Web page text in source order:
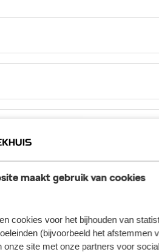
maakt gebruik van cookies
cookies voor het bijhouden van
(bijvoorbeeld het
onze site met onze partners voor